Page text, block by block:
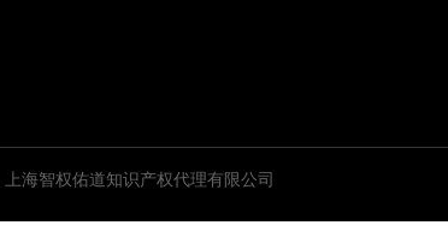
上海智权佑道知识产权代理有限公司